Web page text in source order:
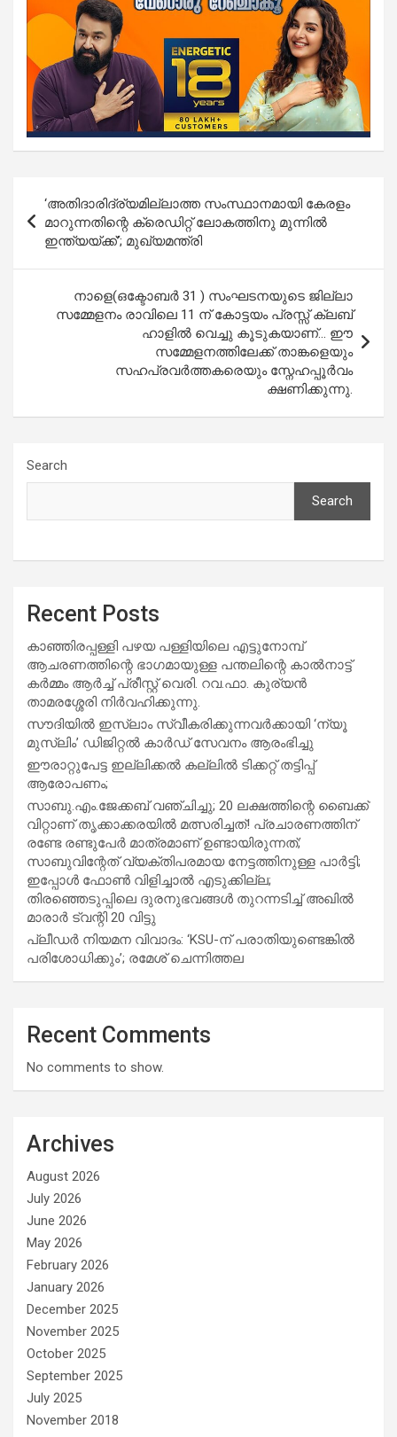
navigation
‘അതിദാരിദ്ര്യമില്ലാത്ത സംസ്ഥാനമായി കേരളം
മാറുന്നതിന്റെ ക്രെഡിറ്റ് ലോകത്തിനു മുന്നിൽ
ഇന്ത്യയ്ക്ക്’; മുഖ്യമന്ത്രി
നാളെ(ഒക്ടോബർ 31 ) സംഘടനയുടെ ജില്ലാ
സമ്മേളനം രാവിലെ 11 ന് കോട്ടയം പ്രസ്സ് ക്ലബ്‌
ഹാളിൽ വെച്ചു കൂടുകയാണ്… ഈ
സമ്മേളനത്തിലേക്ക് താങ്കളെയും
സഹപ്രവർത്തകരെയും സ്നേഹപ്പൂർവം
ക്ഷണിക്കുന്നു.
Search
Search
Recent Posts
കാഞ്ഞിരപ്പള്ളി പഴയ പള്ളിയിലെ എട്ടുനോമ്പ്
ആചരണത്തിന്റെ ഭാഗമായുള്ള പന്തലിന്റെ കാൽനാട്ട്
കർമ്മം ആർച്ച് പ്രീസ്റ്റ് വെരി. റവ.ഫാ. കുര്യൻ
താമരശ്ശേരി നിർവഹിക്കുന്നു.
സൗദിയില്‍ ഇസ്‌ലാം സ്വീകരിക്കുന്നവര്‍ക്കായി ‘ന്യൂ
മുസ്ലിം’ ഡിജിറ്റല്‍ കാര്‍ഡ് സേവനം ആരംഭിച്ചു
ഈരാറ്റുപേട്ട ഇല്ലിക്കൽ കല്ലിൽ ടിക്കറ്റ് തട്ടിപ്പ്
ആരോപണം;
സാബു.എം.ജേക്കബ് വഞ്ചിച്ചു; 20 ലക്ഷത്തിന്റെ ബൈക്ക്
വിറ്റാണ് തൃക്കാക്കരയില്‍ മത്സരിച്ചത്! പ്രചാരണത്തിന്
രണ്ടേ രണ്ടുപേര്‍ മാത്രമാണ് ഉണ്ടായിരുന്നത്;
സാബുവിന്റേത് വ്യക്തിപരമായ നേട്ടത്തിനുള്ള പാര്‍ട്ടി;
ഇപ്പോള്‍ ഫോണ്‍ വിളിച്ചാല്‍ എടുക്കില്ല;
തിരഞ്ഞെടുപ്പിലെ ദുരനുഭവങ്ങള്‍ തുറന്നടിച്ച് അഖില്‍
മാരാര്‍ ട്വന്റി 20 വിട്ടു
പ്ലീഡർ നിയമന വിവാദം: ‘KSU-ന് പരാതിയുണ്ടെങ്കിൽ
പരിശോധിക്കും’; രമേശ് ചെന്നിത്തല
Recent Comments
No comments to show.
Archives
August 2026
July 2026
June 2026
May 2026
February 2026
January 2026
December 2025
November 2025
October 2025
September 2025
July 2025
November 2018